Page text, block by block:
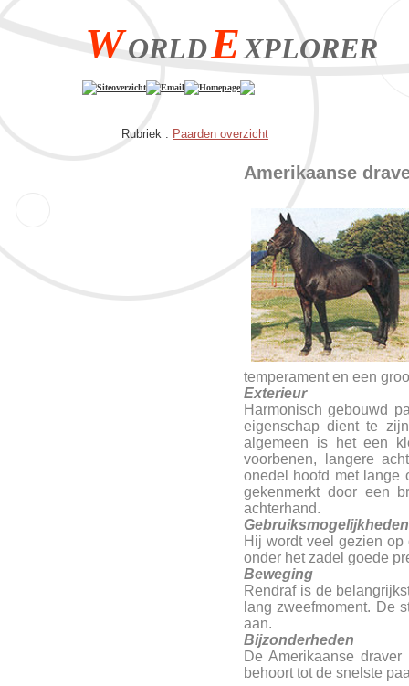
WORLDEXPLORER
Siteoverzicht Email Homepage
Rubriek : Paarden overzicht
Amerikaanse
temperament en een
Exterieur
Harmonisch gebouwd
eigenschap dient te
algemeen is het een
voorbenen, langere
onedel hoofd met lange
gekenmerkt door een
achterhand.
Gebruiksmogelijkheden
Hij wordt veel gezien
onder het zadel goede
Beweging
Rendraf is de
lang zweefmoment. De
aan.
Bijzonderheden
De Amerikaanse
behoort tot de snelste